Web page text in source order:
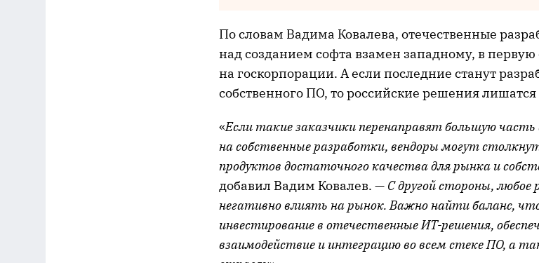
По словам Вадима Ковалева, отечественные
над созданием софта взамен западному, в
на госкорпорации. А если последние станут
собственного ПО, то российские решения
«Если такие заказчики перенаправят большую
на собственные разработки, вендоры могут
продуктов достаточного качества для рынка и
добавил Вадим Ковалев. — С другой стороны, любое
негативно влиять на рынок. Важно найти баланс,
инвестирование в отечественные ИТ-решения,
взаимодействие и интеграцию во всем стеке ПО, а